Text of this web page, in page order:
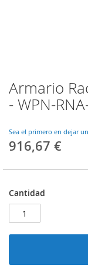
Armario
- WPN-
Sea el primero en dejar
916,67 €
Cantidad
Saltar
al
comienzo
la
galería
imágenes